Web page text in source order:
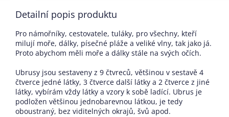
Detailní popis produktu
Pro námořníky, cestovatele, tuláky, pro všechny, kteří
milují moře, dálky, písečné pláže a veliké vlny, tak jako já.
Proto abychom měli moře a dálky stále na svých očích.
Ubrusy jsou sestaveny z 9 čtvreců, většinou v sestavě 4
čtverce jedné látky, 3 čtverce další látky a 2 čtverce z jiné
látky, vybírám vždy látky a vzory k sobě ladící. Ubrus je
podložen většinou jednobarevnou látkou, je tedy
oboustraný, bez viditelných okrajů, švů apod.